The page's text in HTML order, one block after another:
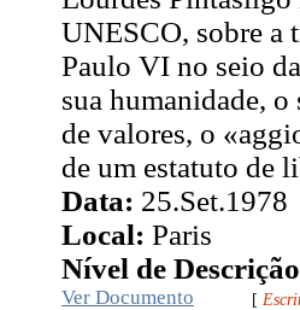
UNESCO, sobre a
Paulo VI no seio
sua humanidade,
de valores, o
de um estatuto de
Data: 25.Set.1978
Local: Paris
Nível de
Ver Documento [